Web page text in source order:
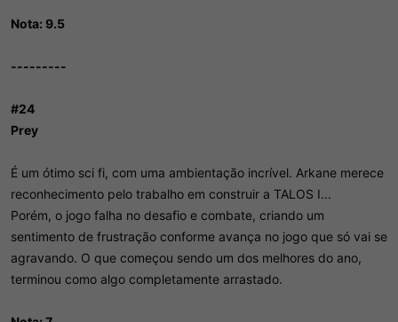
Nota: 9.5
---------
#24
Prey
É um ótimo sci fi, com uma ambientação incrível. Arkane merece
reconhecimento pelo trabalho em construir a TALOS I...
Porém, o jogo falha no desafio e combate, criando um
sentimento de frustração conforme avança no jogo que só vai se
agravando. O que começou sendo um dos melhores do ano,
terminou como algo completamente arrastado.